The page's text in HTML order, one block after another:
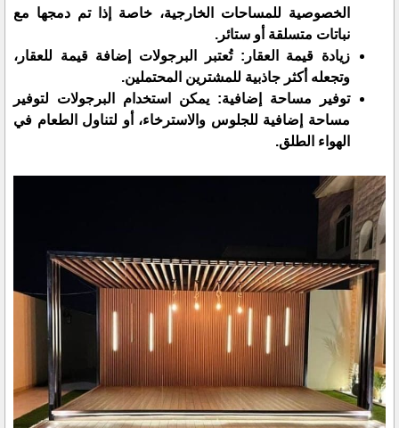
الخصوصية للمساحات الخارجية، خاصة إذا تم دمجها مع
نباتات متسلقة أو ستائر.
زيادة قيمة العقار: تُعتبر البرجولات إضافة قيمة للعقار،
وتجعله أكثر جاذبية للمشترين المحتملين.
توفير مساحة إضافية: يمكن استخدام البرجولات لتوفير
مساحة إضافية للجلوس والاسترخاء، أو لتناول الطعام في
الهواء الطلق.